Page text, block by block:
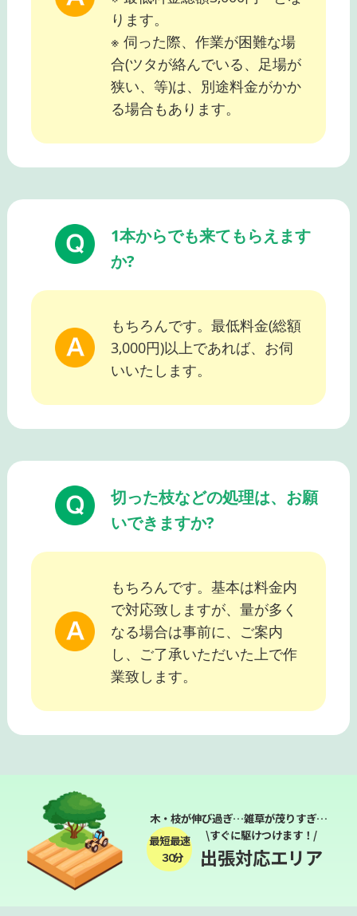
ります。
※ 伺った際、作業が困難な場
合(ツタが絡んでいる、足場が
狭い、等)は、別途料金がかか
る場合もあります。
1本からでも来てもらえます
か?
もちろんです。最低料金(総額
3,000円)以上であれば、お伺
いいたします。
切った枝などの処理は、お願
いできますか?
もちろんです。基本は料金内
で対応致しますが、量が多く
なる場合は事前に、ご案内
し、ご了承いただいた上で作
業致します。
木・枝が伸び過ぎ…雑草が茂りすぎ…
最短最速
３０分
\すぐに駆けつけます！/
出張対応エリア